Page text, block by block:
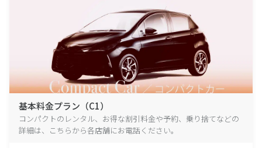
基本料金プラン（C1）
コンパクトのレンタル、お得な割引料金や予約、乗り捨てなどの
詳細は、こちらから各店舗にお電話ください。